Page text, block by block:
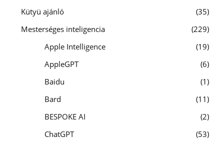
Kütyü ajánló
35
Mesterséges inteligencia
229
Apple Intelligence
19
AppleGPT
6
Baidu
1
Bard
11
BESPOKE AI
2
ChatGPT
53